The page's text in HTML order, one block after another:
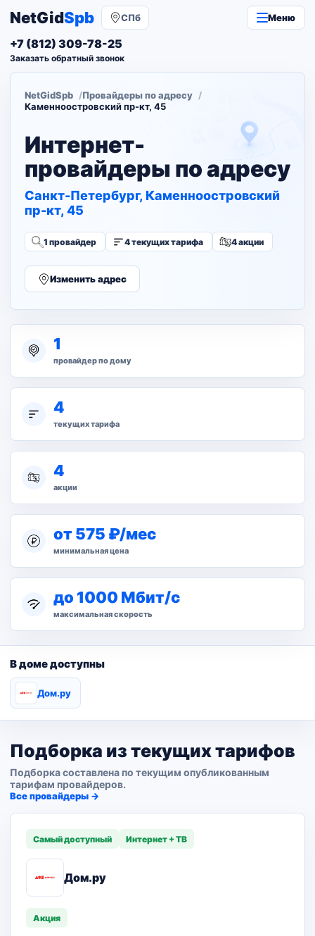
NetGidSpb СПб Меню
+7 (812) 309-78-25
Заказать обратный звонок
NetGidSpb
Провайдеры по адресу
Каменноостровский пр-кт, 45
Интернет-
провайдеры по адресу
Санкт-Петербург, Каменноостровский
пр-кт, 45
1 провайдер 4 текущих тарифа 4 акции
Изменить адрес
1
провайдер по дому
4
текущих тарифа
4
акции
от 575 ₽/мес
минимальная цена
до 1000 Мбит/с
максимальная скорость
В доме доступны
Дом.ру
Подборка из текущих тарифов
Подборка составлена по текущим опубликованным
тарифам провайдеров.
Все провайдеры →
Самый доступный Интернет + ТВ
Дом.ру
Акция